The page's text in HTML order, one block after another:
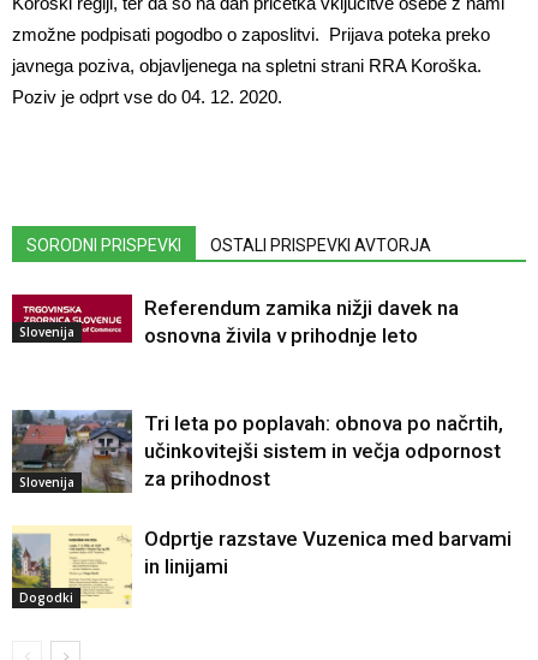
zmožne podpisati pogodbo o zaposlitvi. Prijava poteka preko
javnega poziva, objavljenega na spletni strani RRA Koroška.
Poziv je odprt vse do 04. 12. 2020.
SORODNI PRISPEVKI OSTALI PRISPEVKI AVTORJA
Slovenija
Referendum zamika nižji davek na
osnovna živila v prihodnje leto
Slovenija
Tri leta po poplavah: obnova po načrtih,
učinkovitejši sistem in večja odpornost
za prihodnost
Dogodki
Odprtje razstave Vuzenica med barvami
in linijami